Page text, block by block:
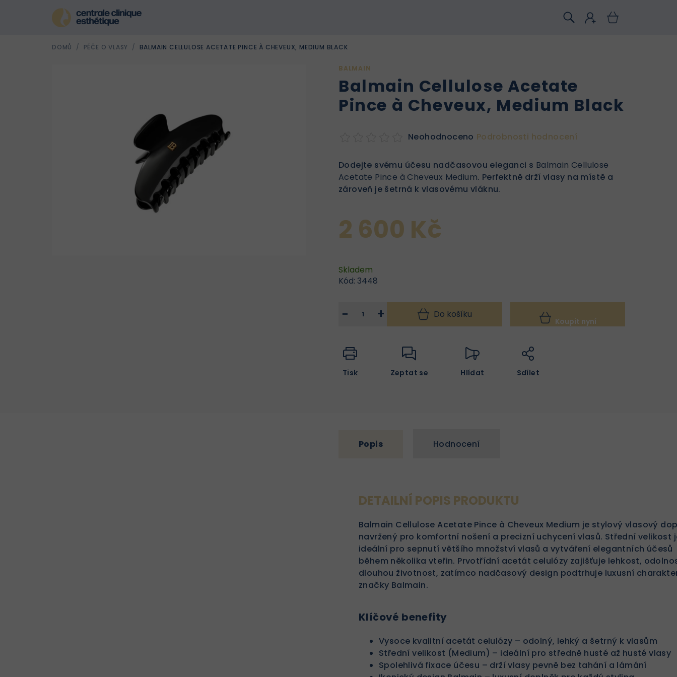
DOMŮ / PÉČE O VLASY / BALMAIN CELLULOSE ACETATE PINCE À CHEVEUX, MEDIUM BLACK
BALMAIN
Balmain Cellulose Acetate
Pince à Cheveux, Medium Black
Neohodnoceno Podrobnosti hodnocení
Dodejte svému účesu nadčasovou eleganci s Balmain Cellulose
Acetate Pince à Cheveux Medium. Perfektně drží vlasy na místě a
zároveň je šetrná k vlasovému vláknu.
2 600 Kč
Skladem
Kód: 3448
+
− Do košíku
Koupit nyní
Tisk Zeptat se Hlídat Sdílet
Popis Hodnocení
DETAILNÍ POPIS PRODUKTU
Balmain Cellulose Acetate Pince à Cheveux Medium je stylový vlasový
navržený pro komfortní nošení a precizní uchycení vlasů. Střední velikost
ideální pro sepnutí většího množství vlasů a vytváření elegantních účesů
během několika vteřin. Prvotřídní acetát celulózy zajišťuje lehkost,
dlouhou životnost, zatímco nadčasový design podtrhuje luxusní
značky Balmain.
Klíčové benefity
Vysoce kvalitní acetát celulózy – odolný, lehký a šetrný k vlasům
Střední velikost (Medium) – ideální pro středně husté až husté vlasy
Spolehlivá fixace účesu – drží vlasy pevně bez tahání a lámání